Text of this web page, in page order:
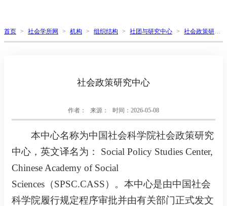
首页 > 社会学所网 > 机构 > 组织结构 > 社团与研究中心 >
社会政策研究
中心
社会政策研究中心
作者： 来源： 时间：2026-05-08
本中心名称为中国社会科学院社会政策研究
中心 ， 英文译名为 ： Social Policy Studies Center,
Chinese Academy of Social
Sciences （SPSC.CASS）。 本中心是由中国社会
科学院履行规定程序审批并由有关部门正式发文